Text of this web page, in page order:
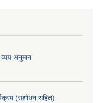
अनुमान
(संशोधन सहित)